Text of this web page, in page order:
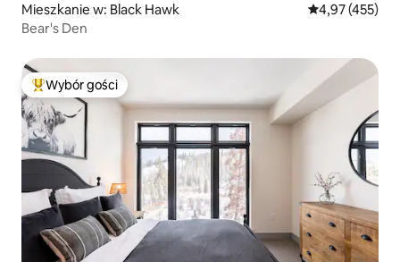
Mieszkanie w: Black Hawk Średnia
4,97 (455)
Bear's Den
Najpopularniejsze z kategorii Wybór gości
Wybór gości